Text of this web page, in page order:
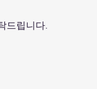
드립니다.